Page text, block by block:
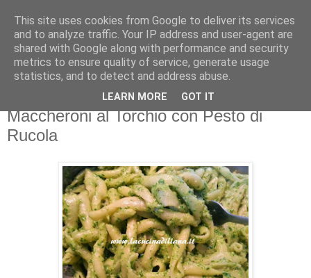
La Cucina di Liana
4 gatti in cucina... i miei assistenti di cucina!
sabato 25 ottobre 2014
Maccheroni al Torchio con Pesto di
Rucola
This site uses cookies from Google to deliver its services
and to analyze traffic. Your IP address and user-agent are
shared with Google along with performance and security
metrics to ensure quality of service, generate usage
statistics, and to detect and address abuse.
LEARN MORE GOT IT